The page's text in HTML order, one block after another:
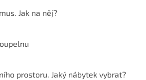
Jak na něj?
prostoru. Jaký nábytek vybrat?